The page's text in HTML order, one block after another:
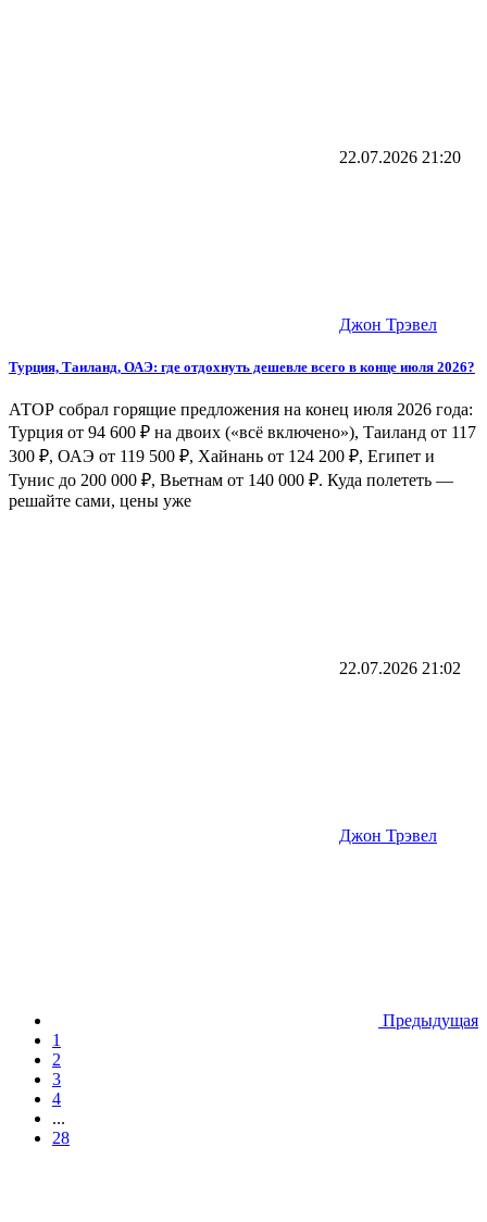
22.07.2026 21:20
Джон Трэвел
Турция, Таиланд, ОАЭ: где отдохнуть дешевле всего в конце июля 2026?
АТОР собрал горящие предложения на конец июля 2026 года:
Турция от 94 600 ₽ на двоих («всё включено»), Таиланд от 117
300 ₽, ОАЭ от 119 500 ₽, Хайнань от 124 200 ₽, Египет и
Тунис до 200 000 ₽, Вьетнам от 140 000 ₽. Куда полететь —
решайте сами, цены уже
22.07.2026 21:02
Джон Трэвел
Предыдущая
1
2
3
4
...
28